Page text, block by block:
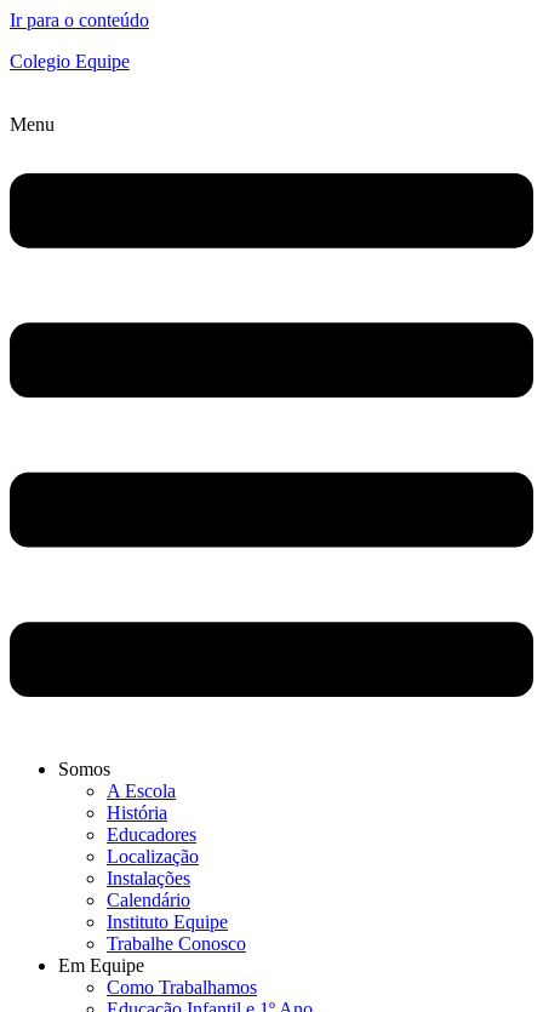
Ir para o conteúdo
Colegio Equipe
Menu
Somos
A Escola
História
Educadores
Localização
Instalações
Calendário
Instituto Equipe
Trabalhe Conosco
Em Equipe
Como Trabalhamos